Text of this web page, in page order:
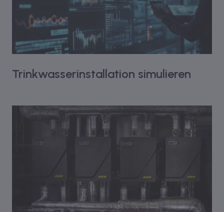
Trinkwasserinstallation simulieren